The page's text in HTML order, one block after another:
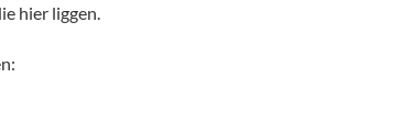
hier liggen.